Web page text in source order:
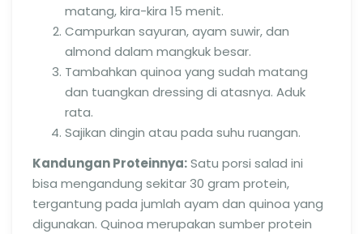
matang, kira-kira 15 menit.
Campurkan sayuran, ayam suwir, dan
almond dalam mangkuk besar.
Tambahkan quinoa yang sudah matang
dan tuangkan dressing di atasnya. Aduk
rata.
Sajikan dingin atau pada suhu ruangan.
Kandungan Proteinnya:Satu porsi salad ini
bisa mengandung sekitar 30 gram protein,
tergantung pada jumlah ayam dan quinoa yang
digunakan. Quinoa merupakan sumber protein